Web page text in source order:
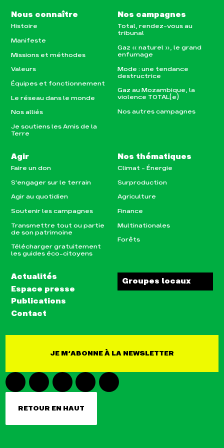
Soutenir les campagnes
de son patrimoine
Télécharger gratuitement
Finance
Multinationales
Forêts
Actualités
Espace presse
Publications
Groupes locaux
Nous connaître
Histoire
Manifeste
Missions et méthodes
Valeurs
Équipes et fonctionnement
Le réseau dans le monde
Nos alliés
Je soutiens les Amis de la
Terre
Nos campagnes
Total, rendez-vous au
tribunal
Gaz « naturel », le grand
enfumage
Mode : une tendance
destructrice
Gaz au Mozambique, la
violence TOTAL(e)
Nos autres campagnes
Agir
Faire un don
S'engager sur le terrain
Agir au quotidien
Soutenir les campagnes
Transmettre tout ou partie
de son patrimoine
Télécharger gratuitement
les guides éco-citoyens
Nos thématiques
Climat – Énergie
Surproduction
Agriculture
Finance
Multinationales
Forêts
Actualités
Espace presse
Publications
Contact
Groupes locaux
JE M‘ABONNE À LA NEWSLETTER
RETOUR EN HAUT